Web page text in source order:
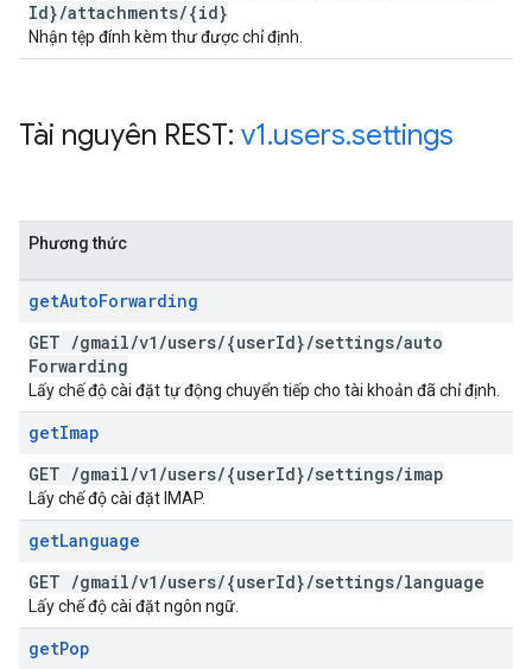
Id}/attachments/{id}
Nhận tệp đính kèm thư được chỉ định.
Tài nguyên REST: v1.users.settings
Phương thức
getAutoForwarding
GET /gmail/v1 /users/{userId}/settings/auto
Forwarding
Lấy chế độ cài đặt tự động chuyển tiếp cho tài khoản đã chỉ định.
getImap
GET /gmail/v1 /users/{userId}/settings/imap
Lấy chế độ cài đặt IMAP.
getLanguage
GET /gmail/v1 /users/{userId}/settings/language
Lấy chế độ cài đặt ngôn ngữ.
getPop